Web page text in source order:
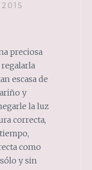
preciosa
escasa de
y
la luz
correcta,
como
y sin